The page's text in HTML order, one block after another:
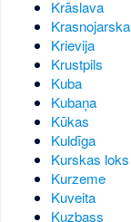
Krāslava
Krasnojarska
Krievija
Krustpils
Kuba
Kubaņa
Kūkas
Kuldīga
Kurskas loks
Kurzeme
Kuveita
Kuzbass